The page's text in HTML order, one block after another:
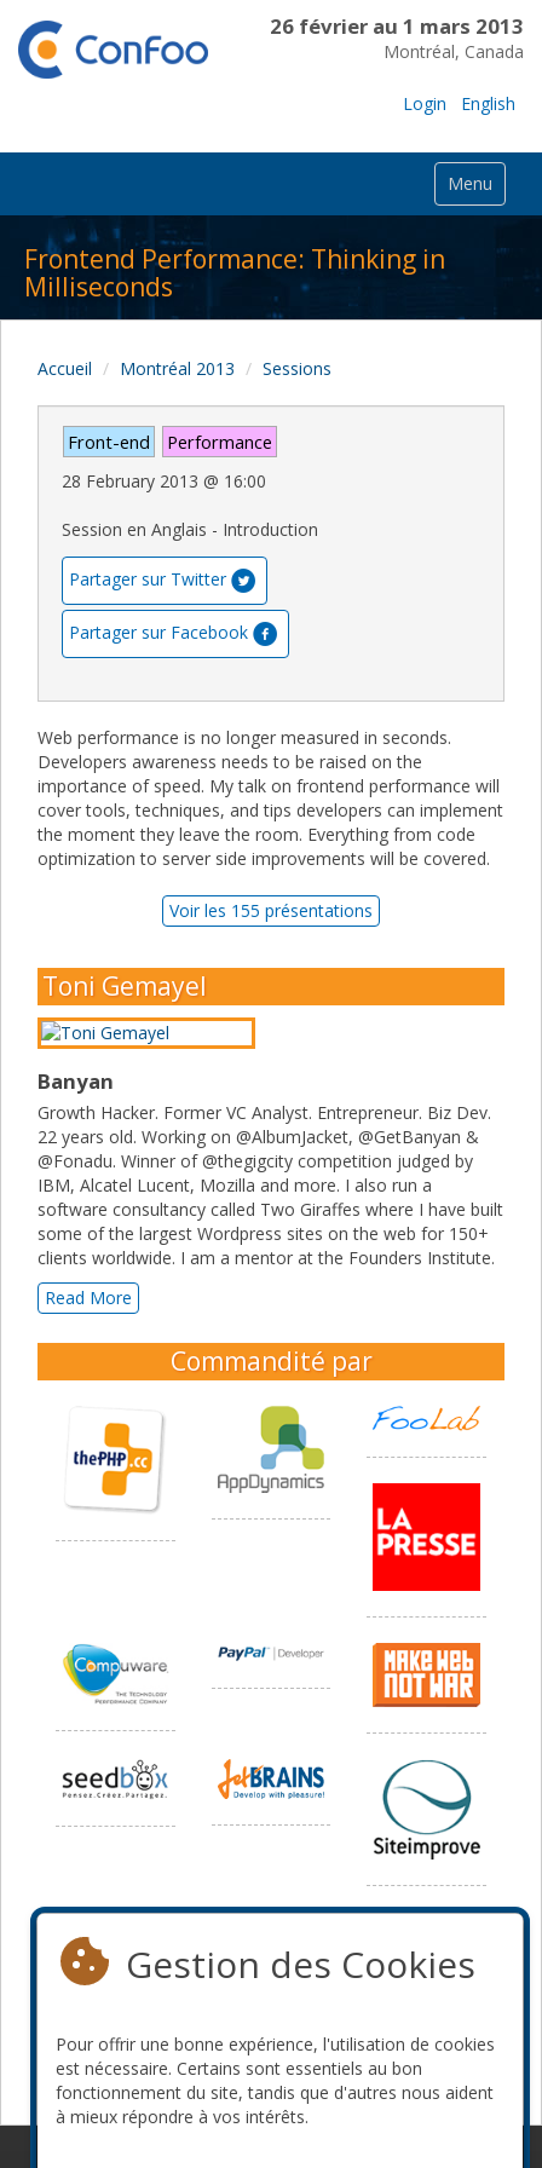
26 février au 1 mars 2013
Montréal, Canada
Login English
Menu
Frontend Performance: Thinking in
Milliseconds
Accueil Montréal 2013 Sessions
Front-end Performance
28 February 2013 @ 16:00
Session en Anglais - Introduction
Partager sur Twitter
Partager sur Facebook
Web performance is no longer measured in seconds.
Developers awareness needs to be raised on the
importance of speed. My talk on frontend performance will
cover tools, techniques, and tips developers can implement
the moment they leave the room. Everything from code
optimization to server side improvements will be covered.
Voir les 155 présentations
Toni Gemayel
Banyan
Growth Hacker. Former VC Analyst. Entrepreneur. Biz Dev.
22 years old. Working on @AlbumJacket, @GetBanyan &
@Fonadu. Winner of @thegigcity competition judged by
IBM, Alcatel Lucent, Mozilla and more. I also run a
software consultancy called Two Giraffes where I have built
some of the largest Wordpress sites on the web for 150+
clients worldwide. I am a mentor at the Founders Institute.
Read More
Commandité par
Média
Gestion des Cookies
Pour offrir une bonne expérience, l'utilisation de cookies
est nécessaire. Certains sont essentiels au bon
fonctionnement du site, tandis que d'autres nous aident
à mieux répondre à vos intérêts.